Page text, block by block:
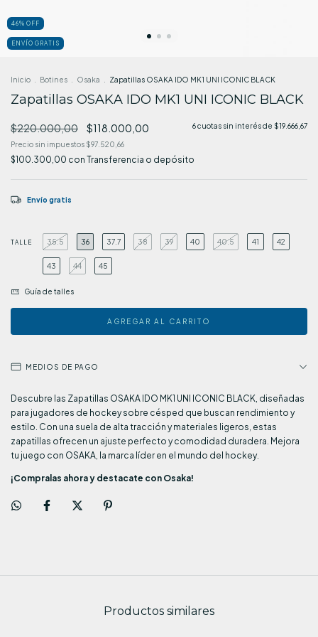
46% OFF
ENVÍO GRATIS
Inicio Botines Osaka Zapatillas OSAKA IDO MK1 UNI ICONIC BLACK
Zapatillas OSAKA IDO MK1 UNI ICONIC BLACK
$220.000,00 $118.000,00 6cuotas sin interés de $19.666,67
Precio sin impuestos $97.520,66
$100.300,00 con Transferencia o depósito
Envío gratis
TALLE 35.5 36 37.7 38 39 40 40.5 41 42
43 44 45
Guía de talles
MEDIOS DE PAGO
Descubre las Zapatillas OSAKA IDO MK1 UNI ICONIC BLACK, diseñadas
para jugadores de hockey sobre césped que buscan rendimiento y
estilo. Con una suela de alta tracción y materiales ligeros, estas
zapatillas ofrecen un ajuste perfecto y comodidad duradera. Mejora
tu juego con OSAKA, la marca líder en el mundo del hockey.
¡Compralas ahora y destacate con Osaka!
Productos similares